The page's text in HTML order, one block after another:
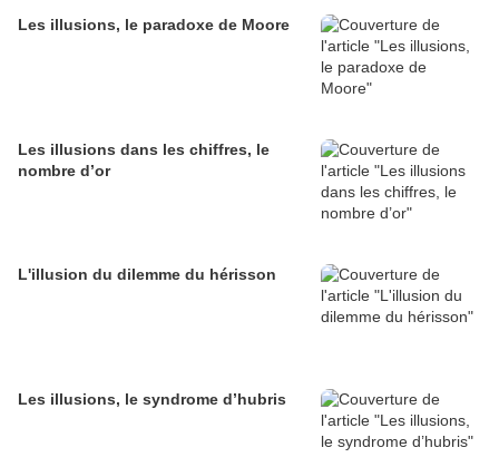
Les illusions, le paradoxe de Moore
Les illusions dans les chiffres, le
nombre d’or
L'illusion du dilemme du hérisson
Les illusions, le syndrome d’hubris